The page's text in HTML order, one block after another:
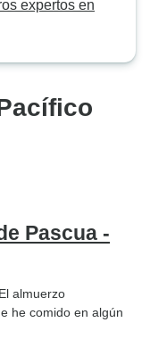
expertos en
Pascua -
almuerzo
he comido en algún